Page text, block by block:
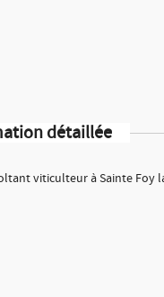
détaillée
viticulteur à Sainte Foy